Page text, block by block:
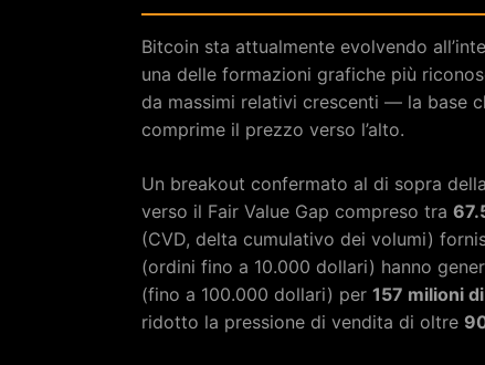
Bitcoin sta attualmente evolvendo
una delle formazioni grafiche più
da massimi relativi crescenti — la base
comprime il prezzo verso l’alto.
Un breakout confermato al di sopra
verso il Fair Value Gap compreso tra
(CVD, delta cumulativo dei volumi)
(ordini fino a 10.000 dollari) hanno
(fino a 100.000 dollari) per 157 milioni
ridotto la pressione di vendita di oltre